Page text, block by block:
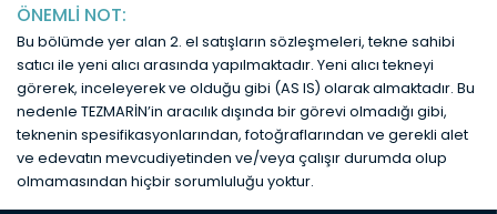
ÖNEMLİ NOT:
Bu bölümde yer alan 2. el satışların sözleşmeleri, tekne sahibi
satıcı ile yeni alıcı arasında yapılmaktadır. Yeni alıcı tekneyi
görerek, inceleyerek ve olduğu gibi (AS IS) olarak almaktadır. Bu
nedenle TEZMARİN’in aracılık dışında bir görevi olmadığı gibi,
teknenin spesifikasyonlarından, fotoğraflarından ve gerekli alet
ve edevatın mevcudiyetinden ve/veya çalışır durumda olup
olmamasından hiçbir sorumluluğu yoktur.